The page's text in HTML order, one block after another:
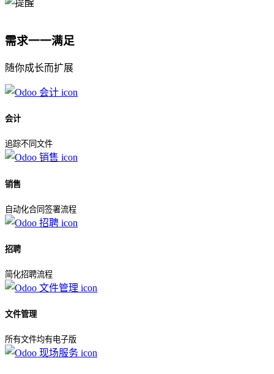
需求一一满足
随你成长而扩展
会计
追踪不同文件
销售
自动化合同签署流程
招聘
简化招聘流程
文件管理
所有文件均有电子版